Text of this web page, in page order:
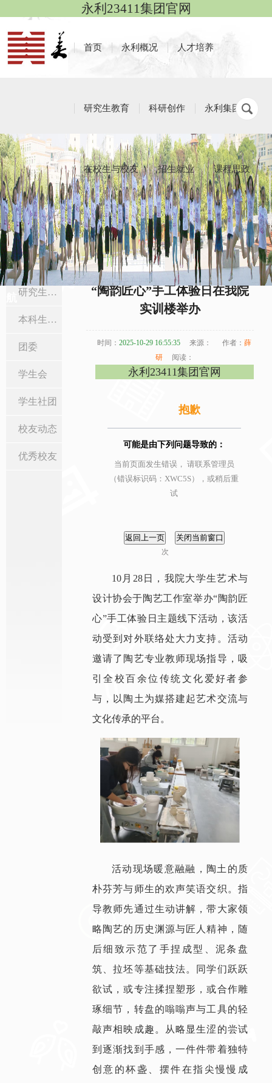
永利23411集团官网
首页 永利概况 人才培养
研究生教育 科研创作 永利集团
在校生与校友 招生就业 课程思政
栏目导
研究生工作
本科生工作
团委
学生会
学生社团
校友动态
优秀校友
学生社团
当前位置: > 在校生与校友> 学生社团 > 正文
“陶韵匠心”手工体验日在我院
实训楼举办
时间：2025-10-29 16:55:35 来源： 作者：薛
研
阅读：
永利23411集团官网
抱歉
可能是由下列问题导致的：
当前页面发生错误， 请联系管理员
（错误标识码：XWC5S），或稍后重
试
次
10月28日，我院大学生艺术与
设计协会于陶艺工作室举办“陶韵匠
心”手工体验日主题线下活动，该活
动受到对外联络处大力支持。活动
邀请了陶艺专业教师现场指导，吸
引全校百余位传统文化爱好者参
与，以陶土为媒搭建起艺术交流与
文化传承的平台。
活动现场暖意融融，陶土的质
朴芬芳与师生的欢声笑语交织。指
导教师先通过生动讲解，带大家领
略陶艺的历史渊源与匠人精神，随
后细致示范了手捏成型、泥条盘
筑、拉坯等基础技法。同学们跃跃
欲试，或专注揉捏塑形，或合作雕
琢细节，转盘的嗡嗡声与工具的轻
敲声相映成趣。从略显生涩的尝试
到逐渐找到手感，一件件带着独特
创意的杯盏、摆件在指尖慢慢成